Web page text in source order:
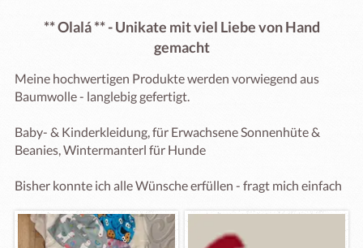
** Olalá ** - Unikate mit viel Liebe von Hand
gemacht
Meine hochwertigen Produkte werden vorwiegend aus
Baumwolle - langlebig gefertigt.
Baby- & Kinderkleidung, für Erwachsene Sonnenhüte &
Beanies, Wintermanterl für Hunde
Bisher konnte ich alle Wünsche erfüllen - fragt mich einfach